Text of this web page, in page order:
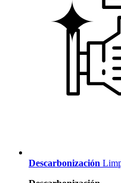
Descarbonización